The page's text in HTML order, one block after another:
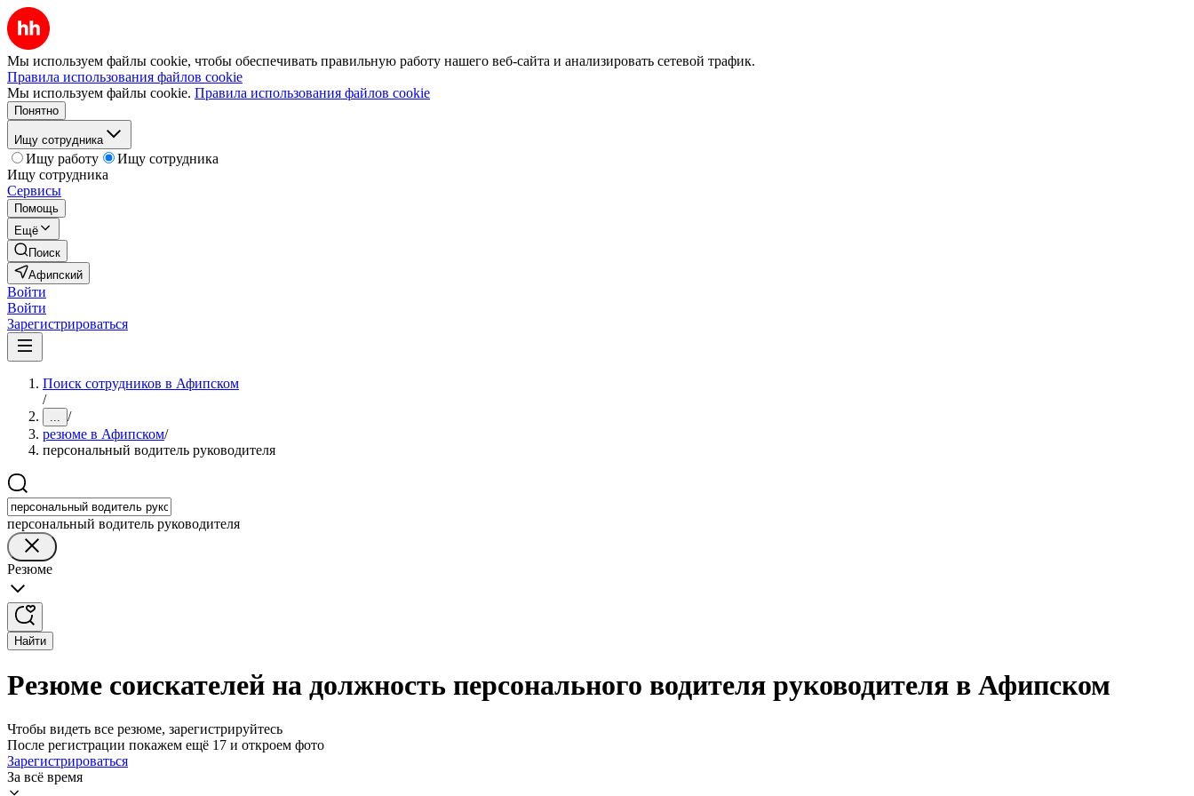
Мы используем файлы cookie, чтобы обеспечивать правильную работу нашего веб-сайта и анализировать сетевой трафик.
Правила использования файлов cookie
Мы используем файлы cookie. Правила использования файлов cookie
Понятно
Ищу сотрудника
Ищу работу
Ищу сотрудника
Ищу сотрудника
Сервисы
Помощь
Ещё
Поиск
Афипский
Войти
Войти
Зарегистрироваться
Поиск сотрудников в Афипском
/
... /
резюме в Афипском/
персональный водитель руководителя
персональный водитель руководителя
Резюме
Найти
Резюме соискателей на должность персонального водителя руководителя в Афипском
Чтобы видеть все резюме, зарегистрируйтесь
После регистрации покажем ещё 17 и откроем фото
Зарегистрироваться
За всё время